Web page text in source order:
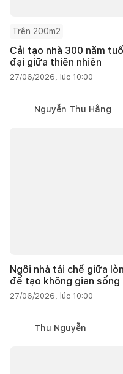
Trên 200m2
Cải tạo nhà 300 năm
đại giữa thiên nhiên
27/06/2026, lúc 10:00
Nguyễn Thu Hằng
Ngôi nhà tái chế giữa
để tạo không gian sống
27/06/2026, lúc 10:00
Thu Nguyễn